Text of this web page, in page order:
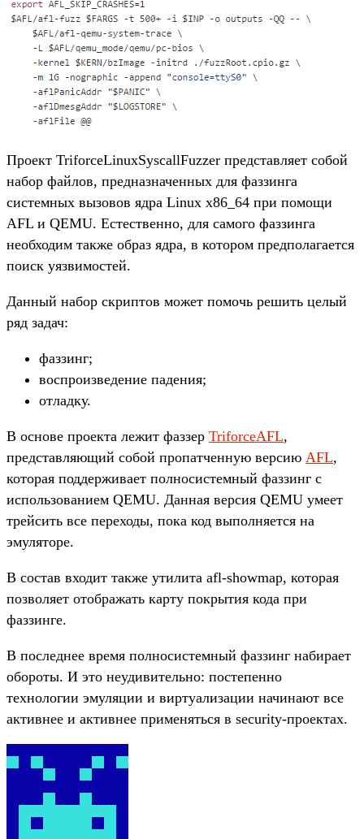
Проект TriforceLinuxSyscallFuzzer представляет собой
набор файлов, предназначенных для фаззинга
системных вызовов ядра Linux x86_64 при помощи
AFL и QEMU. Естественно, для самого фаззинга
необходим также образ ядра, в котором предполагается
поиск уязвимостей.
Данный набор скриптов может помочь решить целый
ряд задач:
фаззинг;
воспроизведение падения;
отладку.
В основе проекта лежит фаззер TriforceAFL,
представляющий собой пропатченную версию AFL,
которая поддерживает полносистемный фаззинг с
использованием QEMU. Данная версия QEMU умеет
трейсить все переходы, пока код выполняется на
эмуляторе.
В состав входит также утилита afl-showmap, которая
позволяет отображать карту покрытия кода при
фаззинге.
В последнее время полносистемный фаззинг набирает
обороты. И это неудивительно: постепенно
технологии эмуляции и виртуализации начинают все
активнее и активнее применяться в security-проектах.